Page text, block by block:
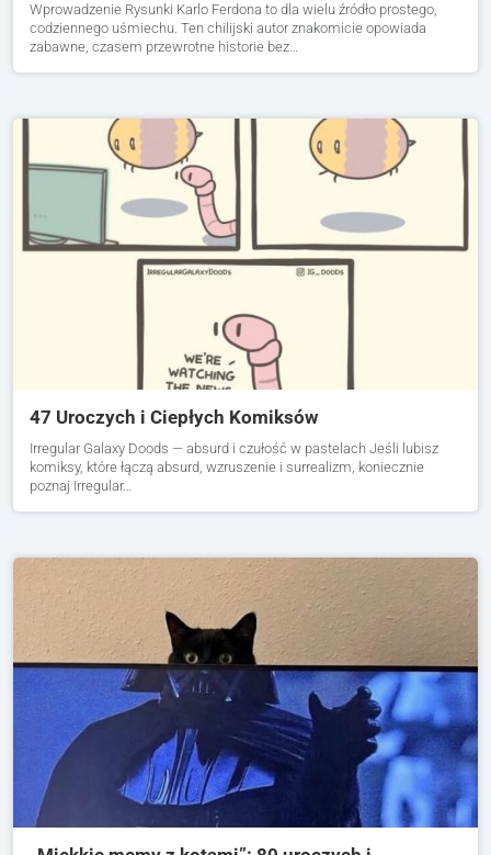
Wprowadzenie Rysunki Karlo Ferdona to dla wielu źródło prostego,
codziennego uśmiechu. Ten chilijski autor znakomicie opowiada
zabawne, czasem przewrotne historie bez…
47 Uroczych i Ciepłych Komiksów
Irregular Galaxy Doods — absurd i czułość w pastelach Jeśli lubisz
komiksy, które łączą absurd, wzruszenie i surrealizm, koniecznie
poznaj Irregular…